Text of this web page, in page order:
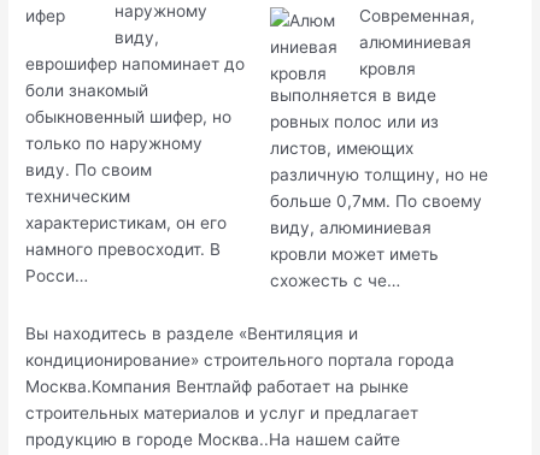
наружному
виду,
еврошифер напоминает до
боли знакомый
обыкновенный шифер, но
только по наружному
виду. По своим
техническим
характеристикам, он его
намного превосходит. В
Росси…
Современная,
алюминиевая
кровля
выполняется в виде
ровных полос или из
листов, имеющих
различную толщину, но не
больше 0,7мм. По своему
виду, алюминиевая
кровли может иметь
схожесть с че…
Вы находитесь в разделе «Вентиляция и
кондиционирование» строительного портала города
Москва.Компания Вентлайф работает на рынке
строительных материалов и услуг и предлагает
продукцию в городе Москва..На нашем сайте